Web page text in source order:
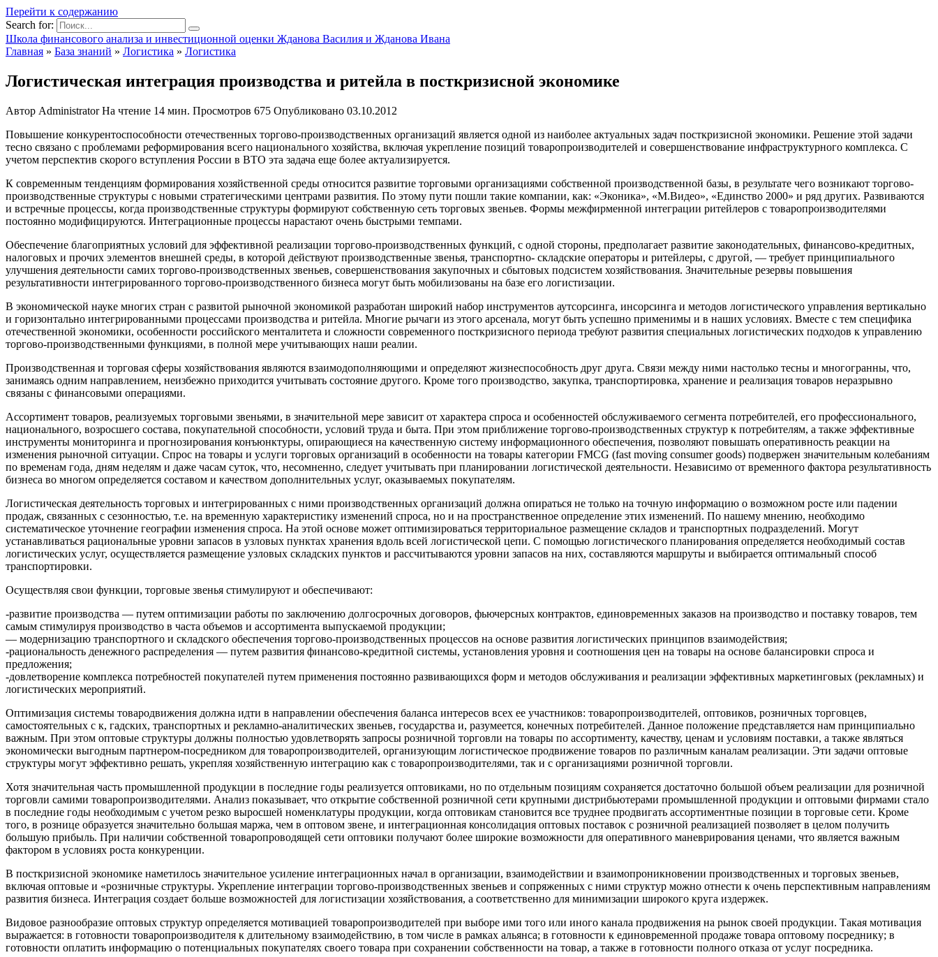
Перейти к содержанию
Search for:
Школа финансового анализа и инвестиционной оценки Жданова Василия и Жданова Ивана
Главная » База знаний » Логистика » Логистика
Логистическая интеграция производства и ритейла в посткризисной экономике
Автор Administrator На чтение 14 мин. Просмотров 675 Опубликовано 03.10.2012
Повышение конкурентоспособности отечественных торгово-производственных организаций является одной из наиболее актуальных задач посткризисной экономики. Решение этой задачи
тесно связано с проблемами реформирования всего национального хозяйства, включая укрепление позиций товаропроизводителей и совершенствование инфраструктурного комплекса. С
учетом перспектив скорого вступления России в ВТО эта задача еще более актуализируется.
К современным тенденциям формирования хозяйственной среды относится развитие торговыми организациями собственной производственной базы, в результате чего возникают торгово-
производственные структуры с новыми стратегическими центрами развития. По этому пути пошли такие компании, как: «Эконика», «М.Видео», «Единство 2000» и ряд других. Развиваются
и встречные процессы, когда производственные структуры формируют собственную сеть торговых звеньев. Формы межфирменной интеграции ритейлеров с товаропроизводителями
постоянно модифицируются. Интеграционные процессы нарастают очень быстрыми темпами.
Обеспечение благоприятных условий для эффективной реализации торгово-производственных функций, с одной стороны, предполагает развитие законодательных, финансово-кредитных,
налоговых и прочих элементов внешней среды, в которой действуют производственные звенья, транспортно- складские операторы и ритейлеры, с другой, — требует принципиального
улучшения деятельности самих торгово-производственных звеньев, совершенствования закупочных и сбытовых подсистем хозяйствования. Значительные резервы повышения
результативности интегрированного торгово-производственного бизнеса могут быть мобилизованы на базе его логистизации.
В экономической науке многих стран с развитой рыночной экономикой разработан широкий набор инструментов аутсорсинга, инсорсинга и методов логистического управления вертикально
и горизонтально интегрированными процессами производства и ритейла. Многие рычаги из этого арсенала, могут быть успешно применимы и в наших условиях. Вместе с тем специфика
отечественной экономики, особенности российского менталитета и сложности современного посткризисного периода требуют развития специальных логистических подходов к управлению
торгово-производственными функциями, в полной мере учитывающих наши реалии.
Производственная и торговая сферы хозяйствования являются взаимодополняющими и определяют жизнеспособность друг друга. Связи между ними настолько тесны и многогранны, что,
занимаясь одним направлением, неизбежно приходится учитывать состояние другого. Кроме того производство, закупка, транспортировка, хранение и реализация товаров неразрывно
связаны с финансовыми операциями.
Ассортимент товаров, реализуемых торговыми звеньями, в значительной мере зависит от характера спроса и особенностей обслуживаемого сегмента потребителей, его профессионального,
национального, возросшего состава, покупательной способности, условий труда и быта. При этом приближение торгово-производственных структур к потребителям, а также эффективные
инструменты мониторинга и прогнозирования конъюнктуры, опирающиеся на качественную систему информационного обеспечения, позволяют повышать оперативность реакции на
изменения рыночной ситуации. Спрос на товары и услуги торговых организаций в особенности на товары категории FMCG (fast moving consumer goods) подвержен значительным колебаниям
по временам года, дням неделям и даже часам суток, что, несомненно, следует учитывать при планировании логистической деятельности. Независимо от временного фактора результативность
бизнеса во многом определяется составом и качеством дополнительных услуг, оказываемых покупателям.
Логистическая деятельность торговых и интегрированных с ними производственных организаций должна опираться не только на точную информацию о возможном росте или падении
продаж, связанных с сезонностью, т.е. на временную характеристику изменений спроса, но и на пространственное определение этих изменений. По нашему мнению, необходимо
систематическое уточнение географии изменения спроса. На этой основе может оптимизироваться территориальное размещение складов и транспортных подразделений. Могут
устанавливаться рациональные уровни запасов в узловых пунктах хранения вдоль всей логистической цепи. С помощью логистического планирования определяется необходимый состав
логистических услуг, осуществляется размещение узловых складских пунктов и рассчитываются уровни запасов на них, составляются маршруты и выбирается оптимальный способ
транспортировки.
Осуществляя свои функции, торговые звенья стимулируют и обеспечивают:
-развитие производства — путем оптимизации работы по заключению долгосрочных договоров, фьючерсных контрактов, единовременных заказов на производство и поставку товаров, тем
самым стимулируя производство в часта объемов и ассортимента выпускаемой продукции;
— модернизацию транспортного и складского обеспечения торгово-производственных процессов на основе развития логистических принципов взаимодействия;
-рациональность денежного распределения — путем развития финансово-кредитной системы, установления уровня и соотношения цен на товары на основе балансировки спроса и
предложения;
-довлетворение комплекса потребностей покупателей путем применения постоянно развивающихся форм и методов обслуживания и реализации эффективных маркетинговых (рекламных) и
логистических мероприятий.
Оптимизация системы товародвижения должна идти в направлении обеспечения баланса интересов всех ее участников: товаропроизводителей, оптовиков, розничных торговцев,
самостоятельных с к, гадских, транспортных и рекламно-аналитических звеньев, государства и, разумеется, конечных потребителей. Данное положение представляется нам принципиально
важным. При этом оптовые структуры должны полностью удовлетворять запросы розничной торговли на товары по ассортименту, качеству, ценам и условиям поставки, а также являться
экономически выгодным партнером-посредником для товаропроизводителей, организующим логистическое продвижение товаров по различным каналам реализации. Эти задачи оптовые
структуры могут эффективно решать, укрепляя хозяйственную интеграцию как с товаропроизводителями, так и с организациями розничной торговли.
Хотя значительная часть промышленной продукции в последние годы реализуется оптовиками, но по отдельным позициям сохраняется достаточно большой объем реализации для розничной
торговли самими товаропроизводителями. Анализ показывает, что открытие собственной розничной сети крупными дистрибьютерами промышленной продукции и оптовыми фирмами стало
в последние годы необходимым с учетом резко выросшей номенклатуры продукции, когда оптовикам становится все труднее продвигать ассортиментные позиции в торговые сети. Кроме
того, в рознице образуется значительно большая маржа, чем в оптовом звене, и интеграционная консолидация оптовых поставок с розничной реализацией позволяет в целом получить
большую прибыль. При наличии собственной товаропроводящей сети оптовики получают более широкие возможности для оперативного маневрирования ценами, что является важным
фактором в условиях роста конкуренции.
В посткризисной экономике наметилось значительное усиление интеграционных начал в организации, взаимодействии и взаимопроникновении производственных и торговых звеньев,
включая оптовые и «розничные структуры. Укрепление интеграции торгово-производственных звеньев и сопряженных с ними структур можно отнести к очень перспективным направлениям
развития бизнеса. Интеграция создает больше возможностей для логистизации хозяйствования, а соответственно для минимизации широкого круга издержек.
Видовое разнообразие оптовых структур определяется мотивацией товаропроизводителей при выборе ими того или иного канала продвижения на рынок своей продукции. Такая мотивация
выражается: в готовности товаропроизводителя к длительному взаимодействию, в том числе в рамках альянса; в готовности к единовременной продаже товара оптовому посреднику; в
готовности оплатить информацию о потенциальных покупателях своего товара при сохранении собственности на товар, а также в готовности полного отказа от услуг посредника.